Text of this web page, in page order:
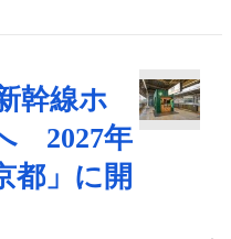
幹線ホ
2027年
都」に開